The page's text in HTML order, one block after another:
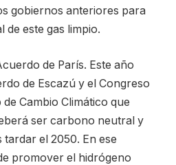
gobiernos anteriores para
este gas limpio.
de París. Este año
de Escazú y el Congreso
Cambio Climático que
ser carbono neutral y
tardar el 2050. En ese
promover el hidrógeno